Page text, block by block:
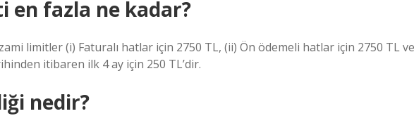
en fazla ne kadar?
limitler (i) Faturalı hatlar için 2750 TL, (ii) Ön ödemeli hatlar için 2750 TL ve
itibaren ilk 4 ay için 250 TL’dir.
nedir?